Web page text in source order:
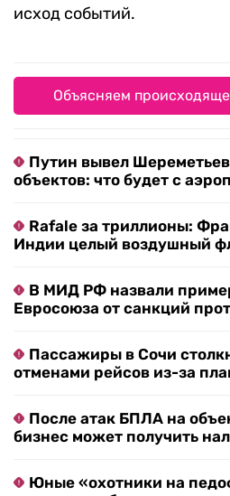
исход событий.
Объясняем
Путин вывел
объектов: что будет с
Rafale за триллионы:
Индии целый воздушный
В МИД РФ назвали
Евросоюза от санкций
Пассажиры в Сочи
отменами рейсов из-за
После атак БПЛА на
бизнес может получить
Юные «охотники на